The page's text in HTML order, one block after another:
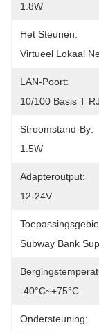
1.8W
Het Steunen:
Virtueel Lokaal
LAN-Poort:
10/100 Basis T
Stroomstand-By:
1.5W
Adapteroutput:
12-24V
Subway Bank
-40°C~+75°C
Ondersteuning: